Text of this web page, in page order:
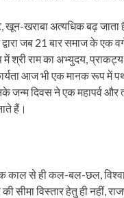
अत्यधिक बढ़ जाता है
जब 21 बार समाज के एक
में श्री राम का अभ्युदय,
आज भी एक मानक रूप में
जन्म दिवस ने एक महापर्व और
हैं।
काल से ही कल-बल-छल,
सीमा विस्तार हेतु ही नहीं,